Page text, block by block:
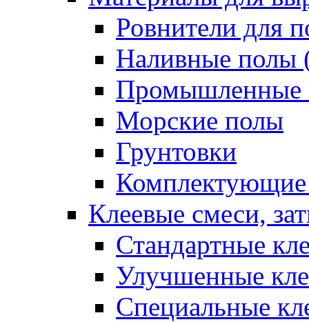
Ровнители для
Наливные полы
Промышленные
Морские полы
Грунтовки
Клеевые смеси,
Стандартные
Улучшенные
Специальные